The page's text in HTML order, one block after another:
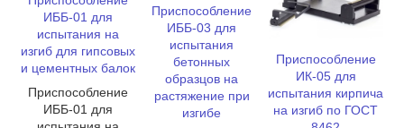
ИББ-01 для
испытания на
изгиб для гипсовых
и цементных балок
Приспособление
ИББ-01 для
Приспособление
ИББ-03 для
испытания
бетонных
образцов на
растяжение при
изгибе
Приспособление
ИК-05 для
испытания кирпича
на изгиб по ГОСТ